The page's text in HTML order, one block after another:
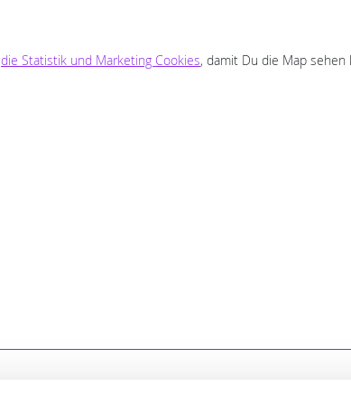
die Statistik und Marketing Cookies, damit Du die Map sehen